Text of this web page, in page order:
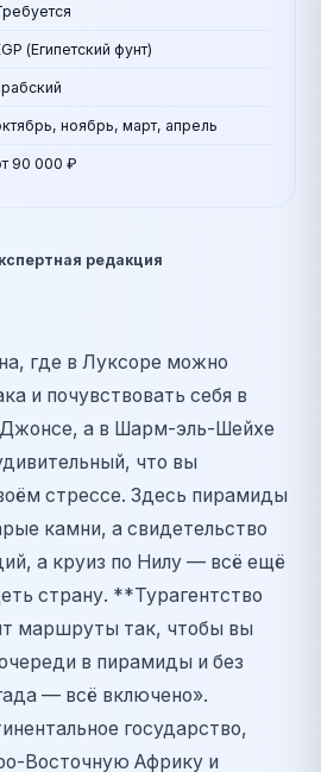
(Египетский фунт)
ноябрь, март, апрель
90 000 ₽
редакция
где в Луксоре можно
и почувствовать себя в
а в Шарм-эль-Шейхе
что вы
стрессе. Здесь пирамиды
камни, а свидетельство
а круиз по Нилу — всё ещё
страну. **Турагентство
маршруты так, чтобы вы
в пирамиды и без
— всё включено».
государство,
Восточную Африку и